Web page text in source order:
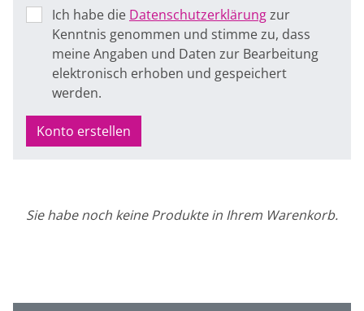
Ich habe die Datenschutzerklärungzur
Kenntnis genommen und stimme zu, dass
meine Angaben und Daten zur Bearbeitung
elektronisch erhoben und gespeichert
werden.
Konto erstellen
Sie habe noch keine Produkte in Ihrem Warenkorb.